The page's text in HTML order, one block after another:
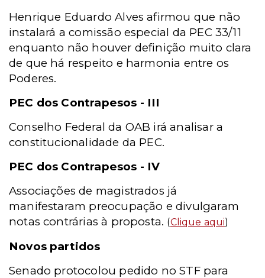
Henrique Eduardo Alves afirmou que não
instalará a comissão especial da PEC 33/11
enquanto não houver definição muito clara
de que há respeito e harmonia entre os
Poderes.
PEC dos Contrapesos - III
Conselho Federal da OAB irá analisar a
constitucionalidade da PEC.
PEC dos Contrapesos - IV
Associações de magistrados já
manifestaram preocupação e divulgaram
notas contrárias à proposta. (Clique aqui)
Novos partidos
Senado protocolou pedido no STF para